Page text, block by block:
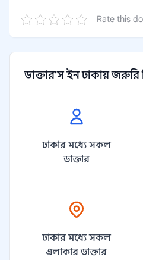
Rate this
ডাক্তার'স ইন ঢাকায়
ঢাকার মধ্যে সকল
ডাক্তার
ঢাকার মধ্যে সকল
এলাকার ডাক্তার